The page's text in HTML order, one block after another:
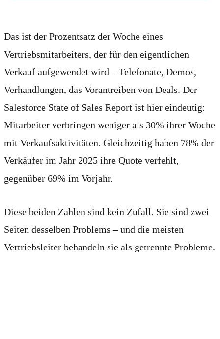
Das ist der Prozentsatz der Woche eines
Vertriebsmitarbeiters, der für den eigentlichen
Verkauf aufgewendet wird – Telefonate, Demos,
Verhandlungen, das Vorantreiben von Deals. Der
Salesforce State of Sales Report ist hier eindeutig:
Mitarbeiter verbringen weniger als 30% ihrer Woche
mit Verkaufsaktivitäten. Gleichzeitig haben 78% der
Verkäufer im Jahr 2025 ihre Quote verfehlt,
gegenüber 69% im Vorjahr.
Diese beiden Zahlen sind kein Zufall. Sie sind zwei
Seiten desselben Problems – und die meisten
Vertriebsleiter behandeln sie als getrennte Probleme.